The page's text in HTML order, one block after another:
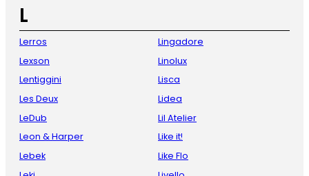
L
Lerros
Lexson
Lentiggini
Les Deux
LeDub
Leon & Harper
Lebek
Lingadore
Linolux
Lisca
Lidea
Lil Atelier
Like it!
Like Flo